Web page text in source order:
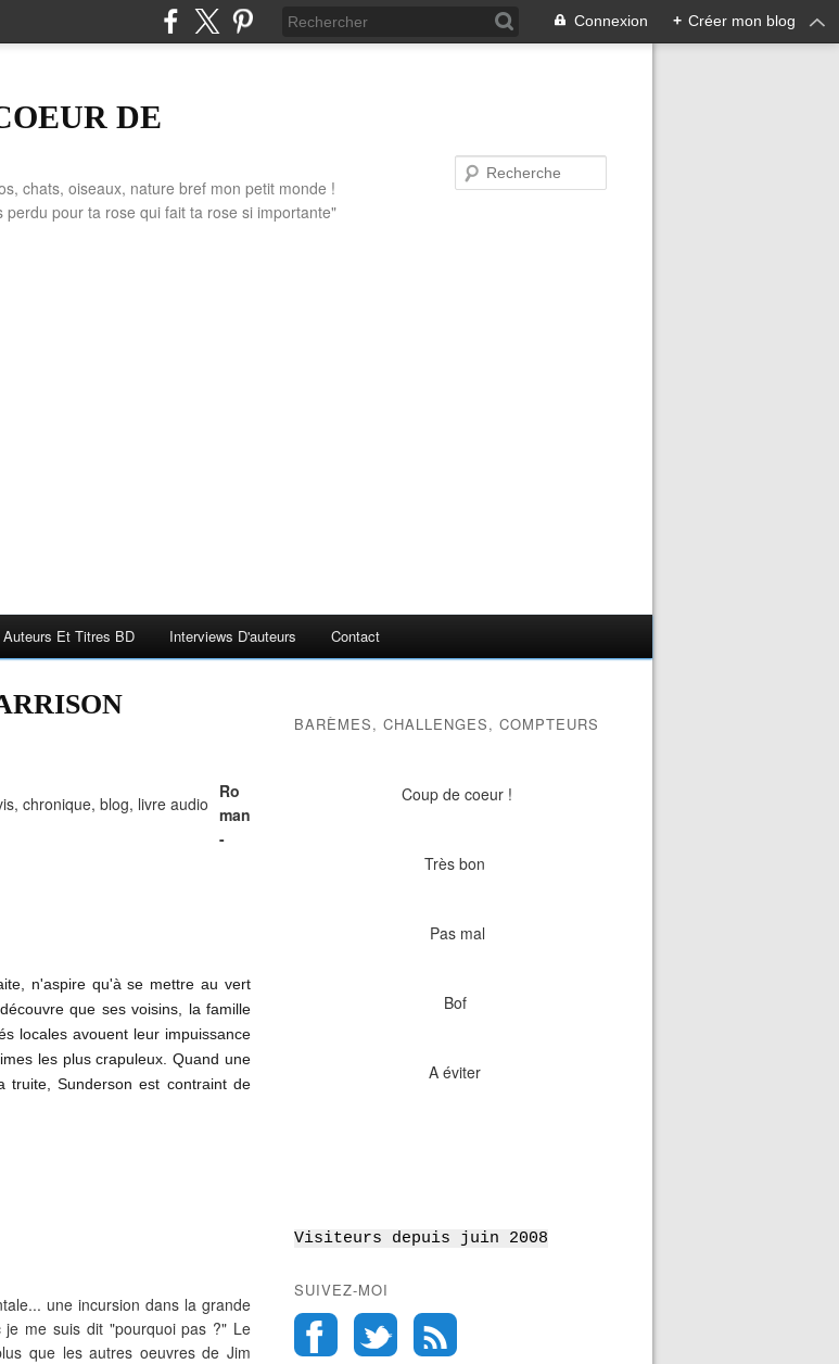
Connexion + Créer mon blog
DE
chats, oiseaux, nature bref mon petit monde !
pour ta rose qui fait ta rose si importante"
Et Titres BD Interviews D'auteurs Contact
Ro
man
-
n'aspire qu'à se mettre au vert
que ses voisins, la famille
locales avouent leur impuissance
les plus crapuleux. Quand une
Sunderson est contraint de
une incursion dans la grande
je me suis dit "pourquoi pas ?" Le
que les autres oeuvres de Jim
BARÈMES, CHALLENGES, COMPTEURS
Coup de coeur !
Très bon
Pas mal
Bof
A éviter
Visiteurs depuis juin 2008
SUIVEZ-MOI